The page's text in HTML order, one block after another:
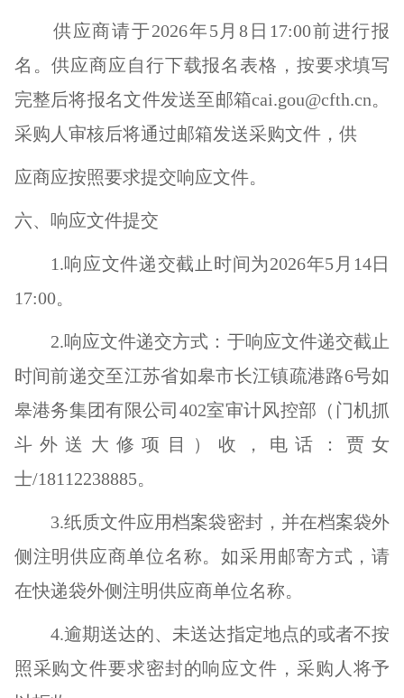
供应商请于2026年5月8日17:00前进行报
名。供应商应自行下载报名表格，按要求填写
完整后将报名文件发送至邮箱cai.gou@cfth.cn。
采购人审核后将通过邮箱发送采购文件，供
应商应按照要求提交响应文件。
六、响应文件提交
1.响应文件递交截止时间为2026年5月14日
17:00。
2.响应文件递交方式：于响应文件递交截止
时间前递交至江苏省如皋市长江镇疏港路6号如
皋港务集团有限公司402室审计风控部（门机抓
斗外送大修项目 ）收， 电话：贾女
士/18112238885。
3.纸质文件应用档案袋密封，并在档案袋外
侧注明供应商单位名称。如采用邮寄方式，请
在快递袋外侧注明供应商单位名称。
4.逾期送达的、未送达指定地点的或者不按
照采购文件要求密封的响应文件， 采购 人将予